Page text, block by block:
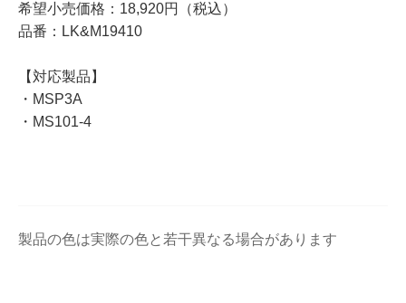
希望小売価格：18,920円（税込）
品番：LK&M19410
【対応製品】
・MSP3A
・MS101-4
製品の色は実際の色と若干異なる場合があります